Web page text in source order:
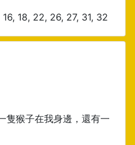
18, 22, 26, 27, 31, 32
隻猴子在我身邊，還有一